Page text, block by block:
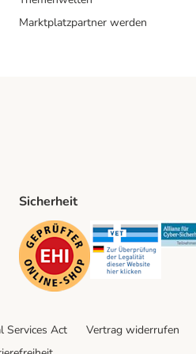
Marktplatzpartner werden
Sicherheit
Security
Services Act Vertrag widerrufen